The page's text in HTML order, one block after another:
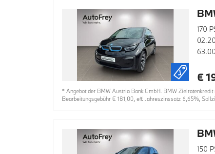
170
€
* Angebot der BMW Austria Bank GmbH. BMW
Bearbeitungsgebühr € 181,00, eff. Jahreszinssatz 6,65%,
150